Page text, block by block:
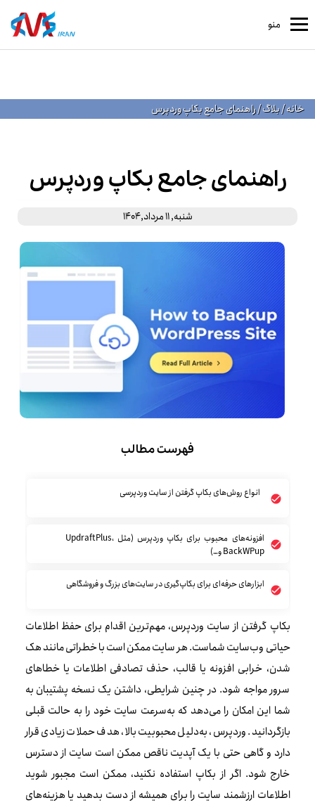
منو
خانه/بلاگ/راهنمای جامع بکاپ وردپرس
راهنمای جامع بکاپ وردپرس
شنبه, 11 مرداد,1404
فهرست مطالب
انواع روش‌های بکاپ گرفتن از سایت وردپرسی
افزونه‌های محبوب برای بکاپ وردپرس (مثل UpdraftPlus،
BackWPup و…)
ابزارهای حرفه‌ای برای بکاپ‌گیری در سایت‌های بزرگ و فروشگاهی
بکاپ گرفتن از سایت وردپرس، مهم‌ترین اقدام برای حفظ اطلاعات
حیاتی وب‌سایت شماست. هر سایت ممکن است با خطراتی مانند هک
شدن، خرابی افزونه یا قالب، حذف تصادفی اطلاعات یا خطاهای
سرور مواجه شود. در چنین شرایطی، داشتن یک نسخه پشتیبان به
شما این امکان را می‌دهد که به‌سرعت سایت خود را به حالت قبلی
بازگردانید. وردپرس، به‌دلیل محبوبیت بالا، هدف حملات زیادی قرار
دارد و گاهی حتی با یک آپدیت ناقص ممکن است سایت از دسترس
خارج شود. اگر از بکاپ استفاده نکنید، ممکن است مجبور شوید
اطلاعات ارزشمند سایت را برای همیشه از دست بدهید یا هزینه‌های